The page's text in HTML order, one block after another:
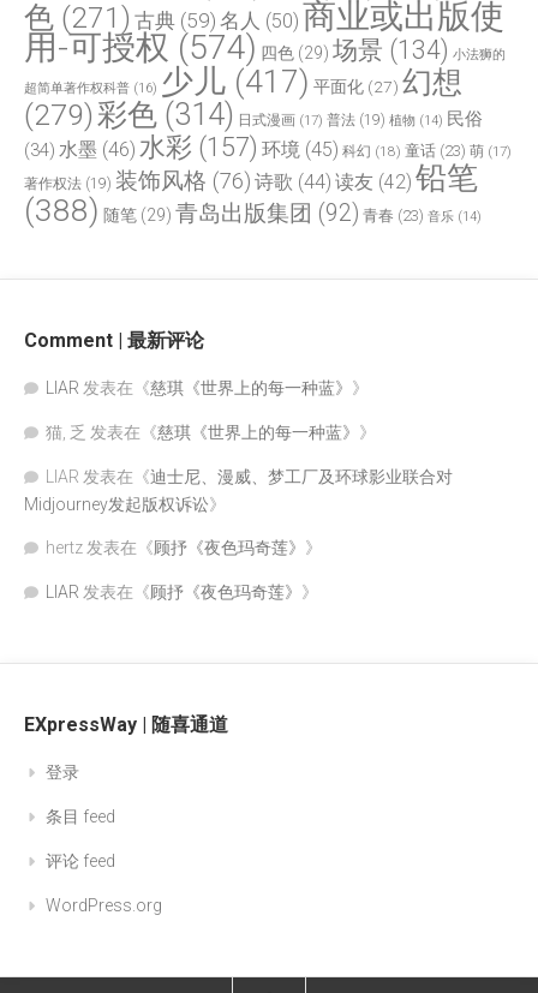
色 (271) 古典 (59) 名人 (50) 商业或出版使
用-可授权 (574) 四色 (29) 场景 (134) 小法狮的
超简单著作权科普 (16) 少儿 (417) 平面化 (27) 幻想
(279)彩色 (314) 日式漫画 (17) 普法 (19) 植物 (14) 民俗
(34) 水墨 (46) 水彩 (157) 环境 (45) 科幻 (18) 童话 (23) 萌 (17)
著作权法 (19) 装饰风格 (76) 诗歌 (44) 读友 (42) 铅笔
(388) 随笔 (29) 青岛出版集团 (92) 青春 (23) 音乐 (14)
Comment | 最新评论
LIAR 发表在《慈琪《世界上的每一种蓝》 》
猫, 乏 发表在《慈琪《世界上的每一种蓝》 》
LIAR 发表在《迪士尼、漫威、梦工厂及环球影业联合对
Midjourney发起版权诉讼》
hertz 发表在《顾抒《夜色玛奇莲》 》
LIAR 发表在《顾抒《夜色玛奇莲》 》
EXpressWay | 随喜通道
登录
条目 feed
评论 feed
WordPress.org